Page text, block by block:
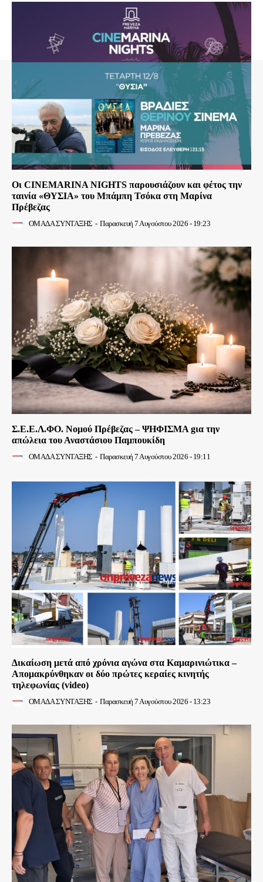
Οι CINEMARINA NIGHTS παρουσιάζουν και φέτος την
ταινία «ΘΥΣΙΑ» του Μπάμπη Τσόκα στη Μαρίνα
Πρέβεζας
ΟΜΑΔΑ ΣΥΝΤΑΞΗΣ - Παρασκευή 7 Αυγούστου 2026 - 19:23
Σ.Ε.Ε.Λ.ΦΟ. Νομού Πρέβεζας – ΨΗΦΙΣΜΑ gια την
απώλεια του Αναστάσιου Παμπουκίδη
ΟΜΑΔΑ ΣΥΝΤΑΞΗΣ - Παρασκευή 7 Αυγούστου 2026 - 19:11
Δικαίωση μετά από χρόνια αγώνα στα Καμαρινιώτικα –
Απομακρύνθηκαν οι δύο πρώτες κεραίες κινητής
τηλεφωνίας (video)
ΟΜΑΔΑ ΣΥΝΤΑΞΗΣ - Παρασκευή 7 Αυγούστου 2026 - 13:23